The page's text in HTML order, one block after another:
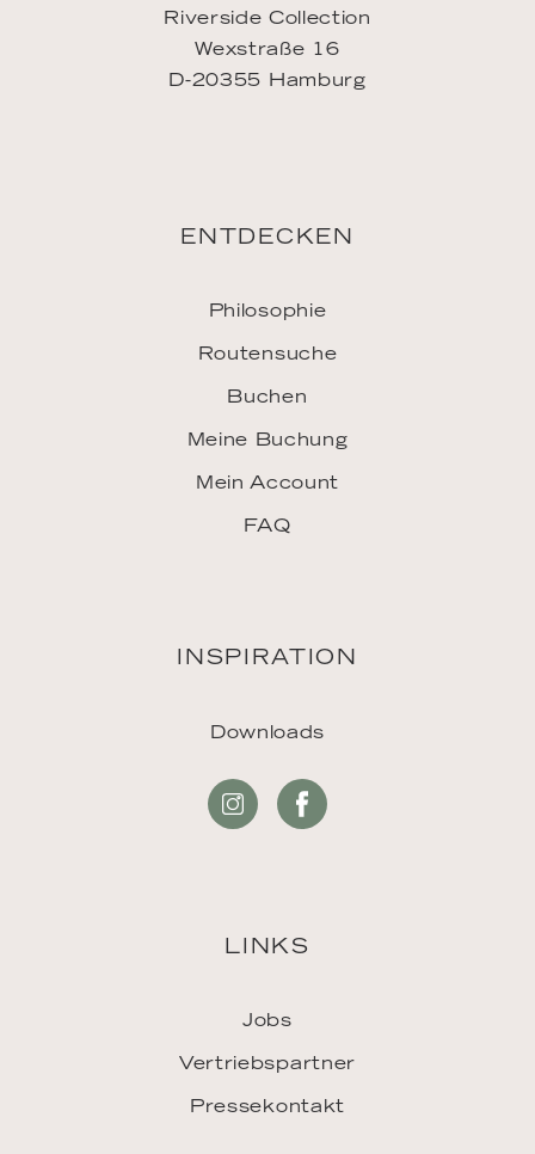
Riverside Collection
Wexstraße 16
D-20355 Hamburg
ENTDECKEN
Philosophie
Routensuche
Buchen
Meine Buchung
Mein Account
FAQ
INSPIRATION
Downloads
LINKS
Jobs
Vertriebspartner
Pressekontakt